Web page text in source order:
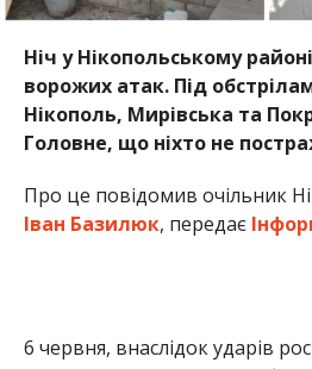
6 червня, внаслідок ударів
підприємства та житлові
На місцях працюють
фіксують наслідки атак та
пошкодження.
Попередньо, обійшлося без